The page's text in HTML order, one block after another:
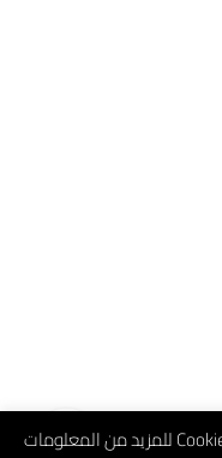
هذا الموقع يستخدم ملف تعريف الارتباط Cookie للمزيد من المعلومات